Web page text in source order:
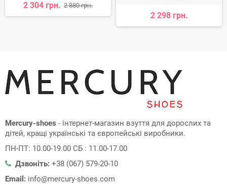
2 304 грн. 2 880 грн.
2 298 грн.
Mercury-shoes - інтернет-магазин взуття для дорослих та
дітей, кращі українські та європейські виробники.
ПН-ПТ: 10.00-19.00 СБ : 11.00-17.00
Дзвоніть: +38 (067) 579-20-10
Email: info@mercury-shoes.com